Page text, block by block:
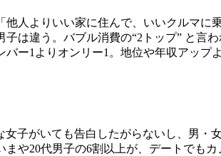
人よりいい家に住んで、いいクルマに
は違う。バブル消費の“2トップ” と言
ー1よりオンリー1。地位や年収アッ
子がいても告白したがらないし、男
や20代男子の6割以上が、デートでも